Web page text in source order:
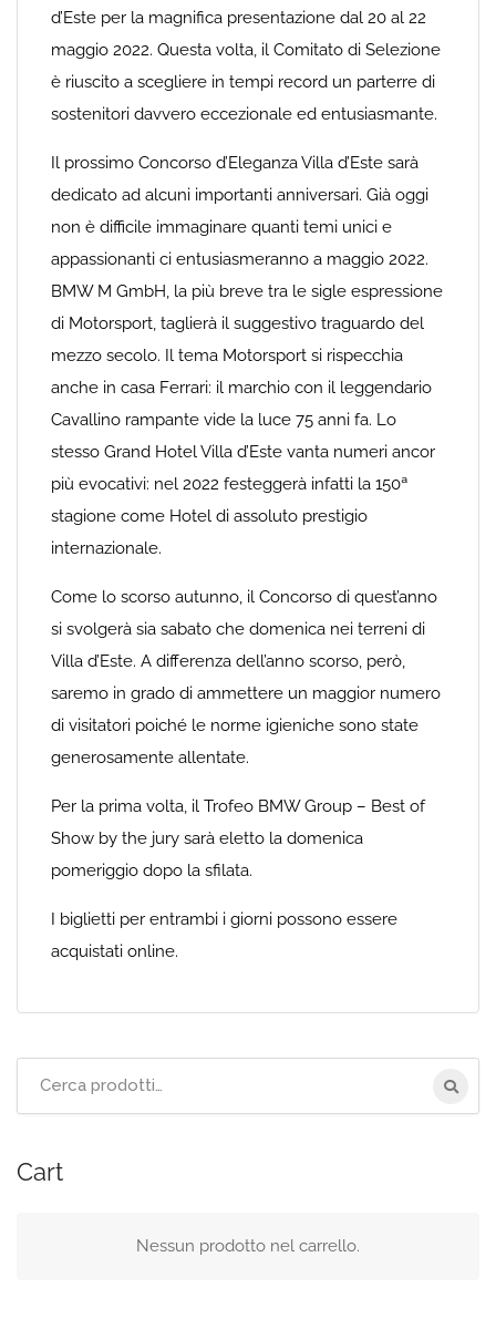
d’Este per la magnifica presentazione dal 20 al 22
maggio 2022. Questa volta, il Comitato di Selezione
è riuscito a scegliere in tempi record un parterre di
sostenitori davvero eccezionale ed entusiasmante.
Il prossimo Concorso d’Eleganza Villa d’Este sarà
dedicato ad alcuni importanti anniversari. Già oggi
non è difficile immaginare quanti temi unici e
appassionanti ci entusiasmeranno a maggio 2022.
BMW M GmbH, la più breve tra le sigle espressione
di Motorsport, taglierà il suggestivo traguardo del
mezzo secolo. Il tema Motorsport si rispecchia
anche in casa Ferrari: il marchio con il leggendario
Cavallino rampante vide la luce 75 anni fa. Lo
stesso Grand Hotel Villa d’Este vanta numeri ancor
più evocativi: nel 2022 festeggerà infatti la 150ª
stagione come Hotel di assoluto prestigio
internazionale.
Come lo scorso autunno, il Concorso di quest’anno
si svolgerà sia sabato che domenica nei terreni di
Villa d’Este. A differenza dell’anno scorso, però,
saremo in grado di ammettere un maggior numero
di visitatori poiché le norme igieniche sono state
generosamente allentate.
Per la prima volta, il Trofeo BMW Group – Best of
Show by the jury sarà eletto la domenica
pomeriggio dopo la sfilata.
I biglietti per entrambi i giorni possono essere
acquistati online.
Cart
Nessun prodotto nel carrello.